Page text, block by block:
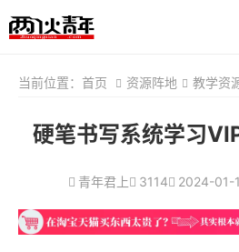
当前位置： 首页 资源阵地 教学资
硬笔书写系统学习
青年君上 3114 2024-01-